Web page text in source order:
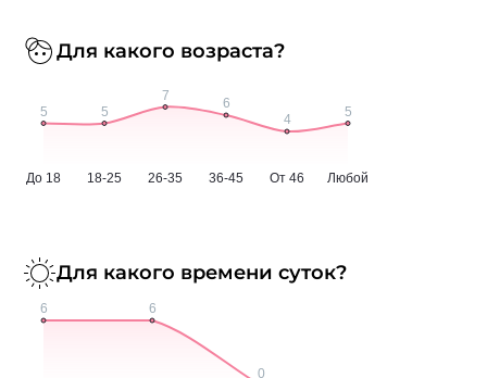
Для какого возраста?
Для какого времени суток?